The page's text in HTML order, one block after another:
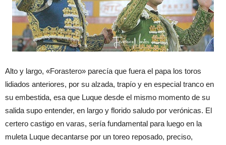
Alto y largo, «Forastero» parecía que fuera el papa los toros
lidiados anteriores, por su alzada, trapío y en especial tranco en
su embestida, esa que Luque desde el mismo momento de su
salida supo entender, en largo y florido saludo por verónicas. El
certero castigo en varas, sería fundamental para luego en la
muleta Luque decantarse por un toreo reposado, preciso,